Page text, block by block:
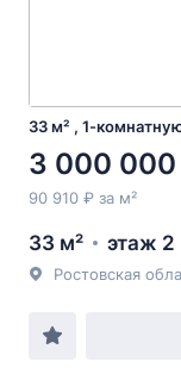
33 м² , 1-
3 000
90 910 ₽ за м²
33 м² этаж 2
Ростовская